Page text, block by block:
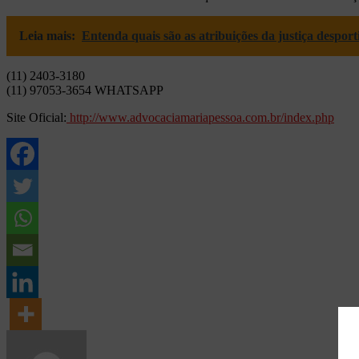
Leia mais: Entenda quais são as atribuições da justiça
(11) 2403-3180
(11) 97053-3654 WHATSAPP
Site Oficial: http://www.advocaciamariapessoa.com.br/index.php